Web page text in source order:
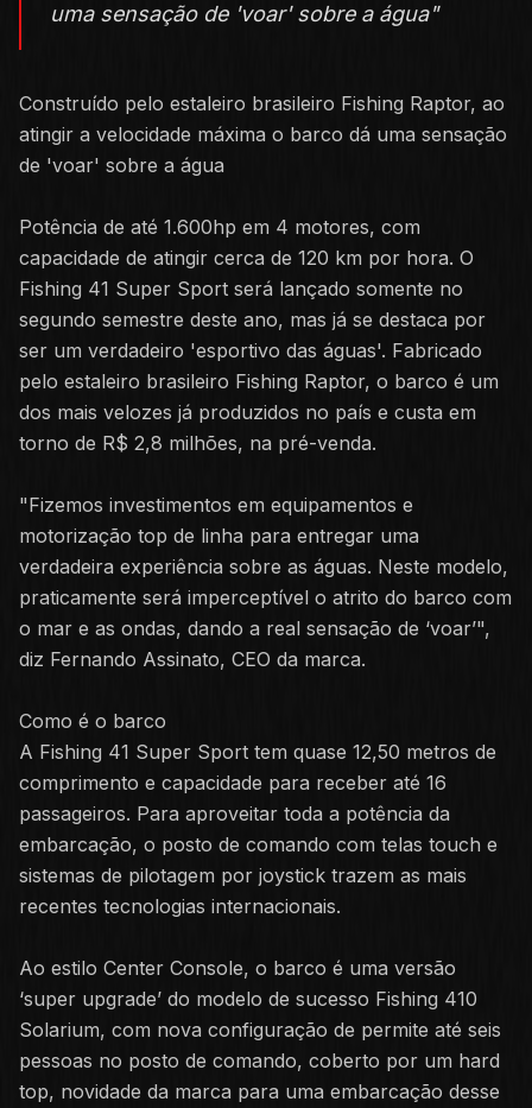
uma sensação de 'voar' sobre a água"
Construído pelo estaleiro brasileiro Fishing Raptor, ao
atingir a velocidade máxima o barco dá uma sensação
de 'voar' sobre a água
Potência de até 1.600hp em 4 motores, com
capacidade de atingir cerca de 120 km por hora. O
Fishing 41 Super Sport será lançado somente no
segundo semestre deste ano, mas já se destaca por
ser um verdadeiro 'esportivo das águas'. Fabricado
pelo estaleiro brasileiro Fishing Raptor, o barco é um
dos mais velozes já produzidos no país e custa em
torno de R$ 2,8 milhões, na pré-venda.
"Fizemos investimentos em equipamentos e
motorização top de linha para entregar uma
verdadeira experiência sobre as águas. Neste modelo,
praticamente será imperceptível o atrito do barco com
o mar e as ondas, dando a real sensação de ‘voar’",
diz Fernando Assinato, CEO da marca.
Como é o barco
A Fishing 41 Super Sport tem quase 12,50 metros de
comprimento e capacidade para receber até 16
passageiros. Para aproveitar toda a potência da
embarcação, o posto de comando com telas touch e
sistemas de pilotagem por joystick trazem as mais
recentes tecnologias internacionais.
Ao estilo Center Console, o barco é uma versão
‘super upgrade’ do modelo de sucesso Fishing 410
Solarium, com nova configuração de permite até seis
pessoas no posto de comando, coberto por um hard
top, novidade da marca para uma embarcação desse